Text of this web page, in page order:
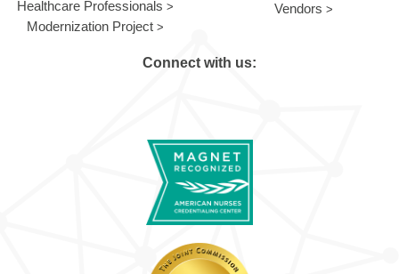
Healthcare Professionals
Modernization Project
Vendors
Connect with us: